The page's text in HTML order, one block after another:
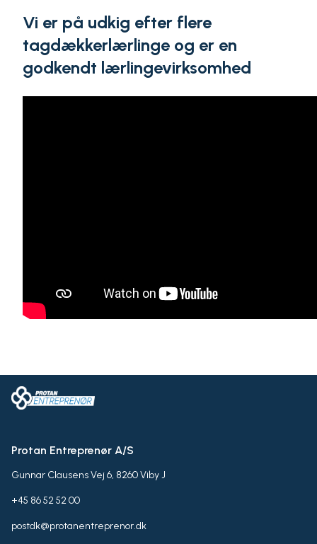
Vi er på udkig efter flere
tagdækkerlærlinge og er en
godkendt lærlingevirksomhed
Protan Entreprenør A/S
Gunnar Clausens Vej 6, 8260 Viby J
+45 86 52 52 00
postdk@protanentreprenor.dk